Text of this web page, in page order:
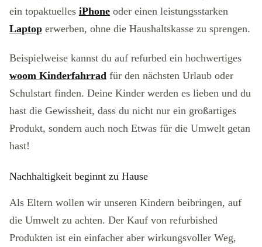
ein topaktuelles iPhone oder einen leistungsstarken
Laptop erwerben, ohne die Haushaltskasse zu sprengen.
Beispielweise kannst du auf refurbed ein hochwertiges
woom Kinderfahrrad für den nächsten Urlaub oder
Schulstart finden. Deine Kinder werden es lieben und du
hast die Gewissheit, dass du nicht nur ein großartiges
Produkt, sondern auch noch Etwas für die Umwelt getan
hast!
Nachhaltigkeit beginnt zu Hause
Als Eltern wollen wir unseren Kindern beibringen, auf
die Umwelt zu achten. Der Kauf von refurbished
Produkten ist ein einfacher aber wirkungsvoller Weg,